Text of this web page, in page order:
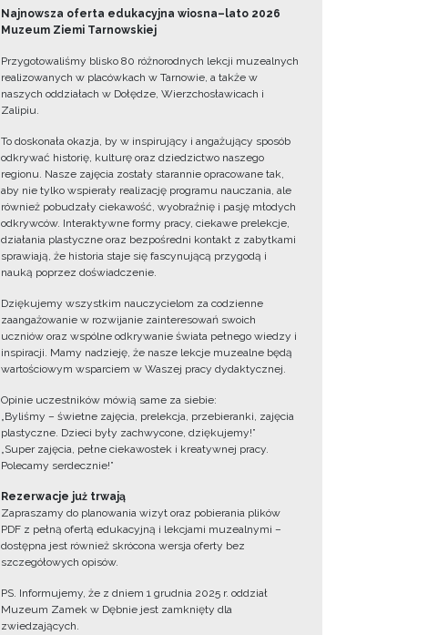
Najnowsza oferta edukacyjna wiosna–lato 2026
Muzeum Ziemi Tarnowskiej
Przygotowaliśmy blisko 80 różnorodnych lekcji muzealnych
realizowanych w placówkach w Tarnowie, a także w
naszych oddziałach w Dołędze, Wierzchosławicach i
Zalipiu.
To doskonała okazja, by w inspirujący i angażujący sposób
odkrywać historię, kulturę oraz dziedzictwo naszego
regionu. Nasze zajęcia zostały starannie opracowane tak,
aby nie tylko wspierały realizację programu nauczania, ale
również pobudzały ciekawość, wyobraźnię i pasję młodych
odkrywców. Interaktywne formy pracy, ciekawe prelekcje,
działania plastyczne oraz bezpośredni kontakt z zabytkami
sprawiają, że historia staje się fascynującą przygodą i
nauką poprzez doświadczenie.
Dziękujemy wszystkim nauczycielom za codzienne
zaangażowanie w rozwijanie zainteresowań swoich
uczniów oraz wspólne odkrywanie świata pełnego wiedzy i
inspiracji. Mamy nadzieję, że nasze lekcje muzealne będą
wartościowym wsparciem w Waszej pracy dydaktycznej.
Opinie uczestników mówią same za siebie:
„Byliśmy – świetne zajęcia, prelekcja, przebieranki, zajęcia
plastyczne. Dzieci były zachwycone, dziękujemy!”
„Super zajęcia, pełne ciekawostek i kreatywnej pracy.
Polecamy serdecznie!”
Rezerwacje już trwają
Zapraszamy do planowania wizyt oraz pobierania plików
PDF z pełną ofertą edukacyjną i lekcjami muzealnymi –
dostępna jest również skrócona wersja oferty bez
szczegółowych opisów.
PS. Informujemy, że z dniem 1 grudnia 2025 r. oddział
Muzeum Zamek w Dębnie jest zamknięty dla
zwiedzających.